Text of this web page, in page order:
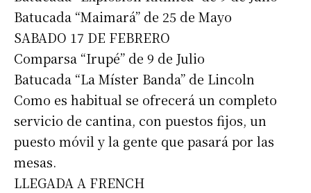
Batucada “Maimará” de 25 de Mayo
SABADO 17 DE FEBRERO
Comparsa “Irupé” de 9 de Julio
Batucada “La Míster Banda” de Lincoln
Como es habitual se ofrecerá un completo
servicio de cantina, con puestos fijos, un
puesto móvil y la gente que pasará por las
mesas.
LLEGADA A FRENCH